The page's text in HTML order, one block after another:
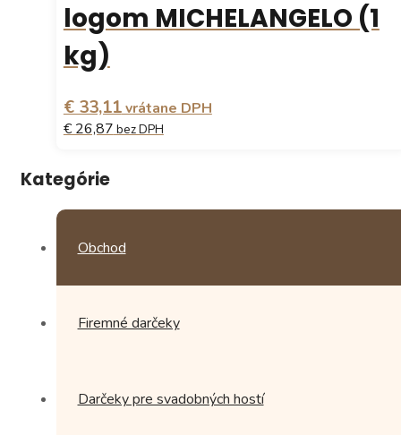
logom MICHELANGELO (1
kg)
€ 33,11vrátane DPH
€ 26,87bez DPH
Kategórie
Obchod
Firemné darčeky
Darčeky pre svadobných hostí